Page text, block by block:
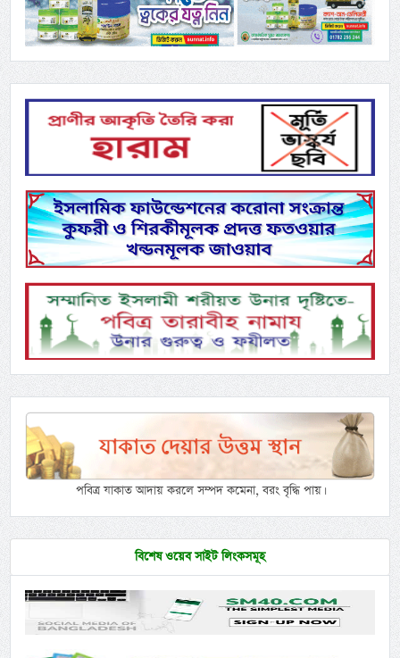
পবিত্র যাকাত আদায় করলে সম্পদ কমেনা, বরং বৃদ্ধি পায়।
বিশেষ ওয়েব সাইট লিংকসমূহ